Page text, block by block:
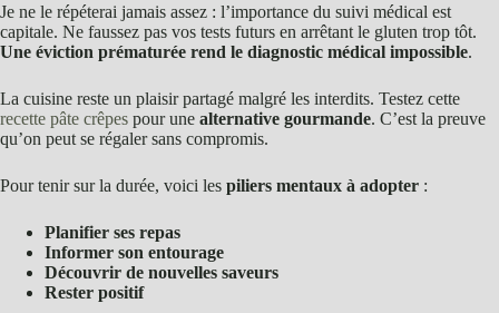
Je ne le répéterai jamais assez : l’importance du suivi médical est
capitale. Ne faussez pas vos tests futurs en arrêtant le gluten trop tôt.
Une éviction prématurée rend le diagnostic médical impossible.
La cuisine reste un plaisir partagé malgré les interdits. Testez cette
recette pâte crêpes pour une alternative gourmande. C’est la preuve
qu’on peut se régaler sans compromis.
Pour tenir sur la durée, voici les piliers mentaux à adopter :
Planifier ses repas
Informer son entourage
Découvrir de nouvelles saveurs
Rester positif